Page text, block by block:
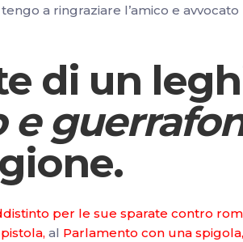
a ringraziare l’amico e
di un
e
per le sue sparate contro
al Parlamento con una spigola,